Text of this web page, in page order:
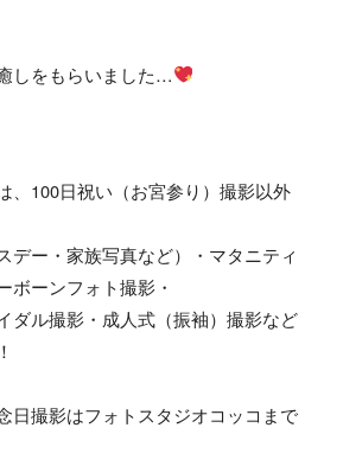
しをもらいました…
100日祝い（お宮参り）撮影以外
デー・家族写真など）・マタニティ
ボーンフォト撮影・
ダル撮影・成人式（振袖）撮影など
日撮影はフォトスタジオコッコまで